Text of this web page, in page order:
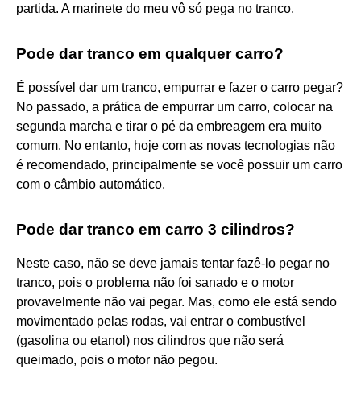
partida. A marinete do meu vô só pega no tranco.
Pode dar tranco em qualquer carro?
É possível dar um tranco, empurrar e fazer o carro pegar?
No passado, a prática de empurrar um carro, colocar na
segunda marcha e tirar o pé da embreagem era muito
comum. No entanto, hoje com as novas tecnologias não
é recomendado, principalmente se você possuir um carro
com o câmbio automático.
Pode dar tranco em carro 3 cilindros?
Neste caso, não se deve jamais tentar fazê-lo pegar no
tranco, pois o problema não foi sanado e o motor
provavelmente não vai pegar. Mas, como ele está sendo
movimentado pelas rodas, vai entrar o combustível
(gasolina ou etanol) nos cilindros que não será
queimado, pois o motor não pegou.